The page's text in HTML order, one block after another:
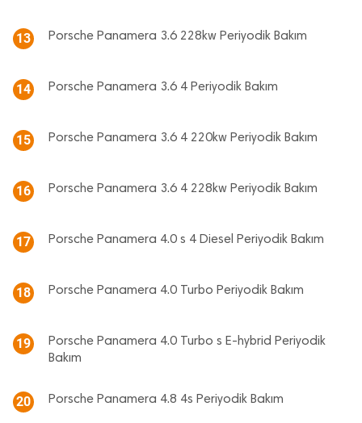
13 Porsche Panamera 3.6 228kw Periyodik Bakım
14 Porsche Panamera 3.6 4 Periyodik Bakım
15 Porsche Panamera 3.6 4 220kw Periyodik Bakım
16 Porsche Panamera 3.6 4 228kw Periyodik Bakım
17 Porsche Panamera 4.0 s 4 Diesel Periyodik Bakım
18 Porsche Panamera 4.0 Turbo Periyodik Bakım
19
Porsche Panamera 4.0 Turbo s E-hybrid Periyodik
Bakım
20 Porsche Panamera 4.8 4s Periyodik Bakım